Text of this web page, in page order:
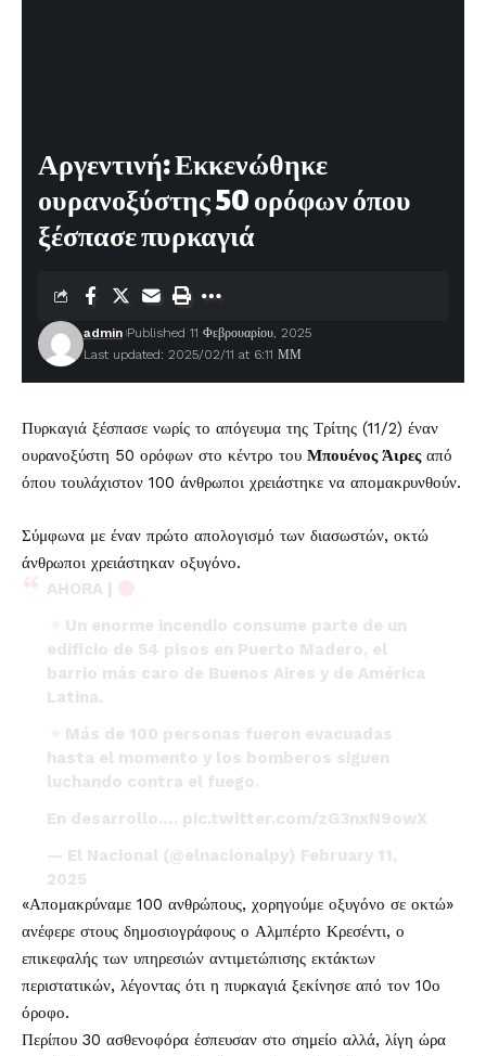
Αργεντινή: Εκκενώθηκε
ουρανοξύστης 50 ορόφων όπου
ξέσπασε πυρκαγιά
Last updated: 2025/02/11 at 6:11 ΜΜ
admin Published 11 Φεβρουαρίου, 2025
Πυρκαγιά ξέσπασε νωρίς το απόγευμα της Τρίτης (11/2) έναν
ουρανοξύστη 50 ορόφων στο κέντρο του Μπουένος Άιρεςαπό
όπου τουλάχιστον 100 άνθρωποι χρειάστηκε να απομακρυνθούν.
Σύμφωνα με έναν πρώτο απολογισμό των διασωστών, οκτώ
άνθρωποι χρειάστηκαν οξυγόνο.
AHORA |
Un enorme incendio consume parte de un
edificio de 54 pisos en Puerto Madero, el
barrio más caro de Buenos Aires y de América
Latina.
Más de 100 personas fueron evacuadas
hasta el momento y los bomberos siguen
luchando contra el fuego.
En desarrollo.… pic.twitter.com/zG3nxN9owX
— El Nacional (@elnacionalpy) February 11,
2025
«Απομακρύναμε 100 ανθρώπους, χορηγούμε οξυγόνο σε οκτώ»
ανέφερε στους δημοσιογράφους ο Αλμπέρτο Κρεσέντι, ο
επικεφαλής των υπηρεσιών αντιμετώπισης εκτάκτων
περιστατικών, λέγοντας ότι η πυρκαγιά ξεκίνησε από τον 10ο
όροφο.
Περίπου 30 ασθενοφόρα έσπευσαν στο σημείο αλλά, λίγη ώρα